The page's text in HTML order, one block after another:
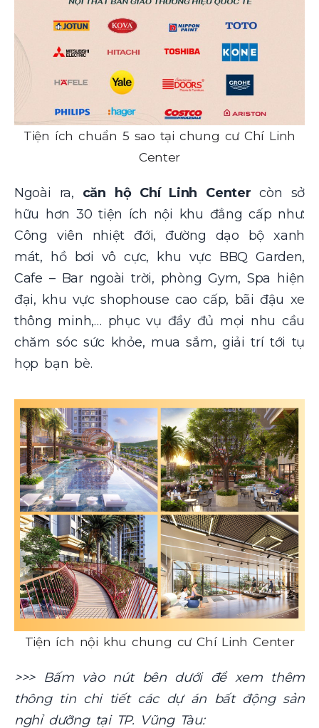
Tiện ích chuẩn 5 sao tại chung cư Chí Linh
Center
Ngoài ra, căn hộ Chí Linh Center còn sở
hữu hơn 30 tiện ích nội khu đẳng cấp như:
Công viên nhiệt đới, đường dạo bộ xanh
mát, hồ bơi vô cực, khu vực BBQ Garden,
Cafe – Bar ngoài trời, phòng Gym, Spa hiện
đại, khu vực shophouse cao cấp, bãi đậu xe
thông minh,… phục vụ đầy đủ mọi nhu cầu
chăm sóc sức khỏe, mua sắm, giải trí tới tụ
họp bạn bè.
Tiện ích nội khu chung cư Chí Linh Center
>>> Bấm vào nút bên dưới để xem thêm
thông tin chi tiết các dự án bất động sản
nghỉ dưỡng tại TP. Vũng Tàu: